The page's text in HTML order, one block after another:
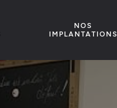
NOS
IMPLANTATIONS